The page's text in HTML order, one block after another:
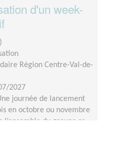
d'un week-
Région Centre-Val-de-
2027
journée de lancement
en octobre ou novembre
l’ensemble du groupe se